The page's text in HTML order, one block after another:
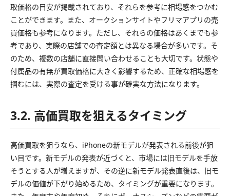
取価格の目安が掲載されており、それらを参考に相場感をつかむ
ことができます。また、オークションサイトやフリマアプリの売
買価格も参考になります。ただし、それらの価格はあくまでも参
考であり、実際の店舗での査定額とは異なる場合が多いです。そ
のため、複数の店舗に直接問い合わせることも大切です。状態や
付属品の有無が買取価格に大きく影響するため、正確な相場感を
掴むには、実際の査定を受ける事が確実な方法になります。
3.2. 高価買取を狙えるタイミング
高価買取を狙うなら、iPhoneの新モデルが発表される前後が狙
い目です。新モデルの発表が近づくと、市場には旧モデルを手放
そうとする人が増えますが、その逆に新モデル発表直後は、旧モ
デルの価値が下がり始めるため、タイミングが重要になります。